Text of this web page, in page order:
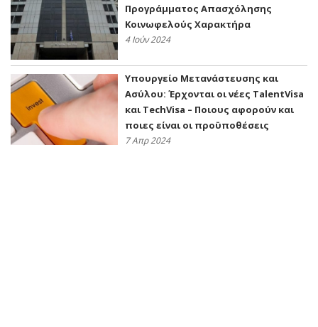
Προγράμματος Απασχόλησης
Κοινωφελούς Χαρακτήρα
4 Ιούν 2024
Υπουργείο Μετανάστευσης και
Ασύλου: Έρχονται οι νέες TalentVisa
και TechVisa – Ποιους αφορούν και
ποιες είναι οι προϋποθέσεις
7 Απρ 2024